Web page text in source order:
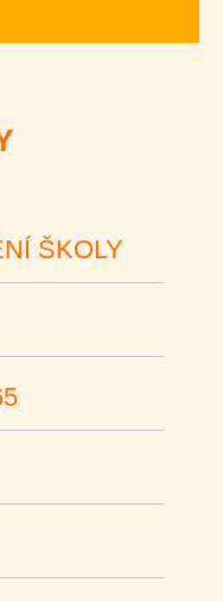
ŠKOLY